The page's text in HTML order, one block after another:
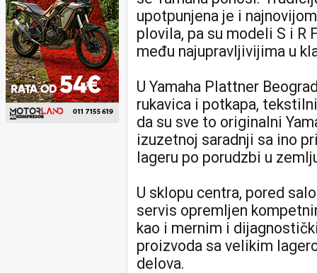
upotpunjena je i
plovila, pa su modeli S i R
među najupravljivijima u
U Yamaha Plattner
rukavica i potkapa,
da su sve to originalni
izuzetnoj saradnji sa ino
lageru po porudzbi u
U sklopu centra, pored
servis opremljen
kao i mernim i
proizvoda sa velikim
delova.